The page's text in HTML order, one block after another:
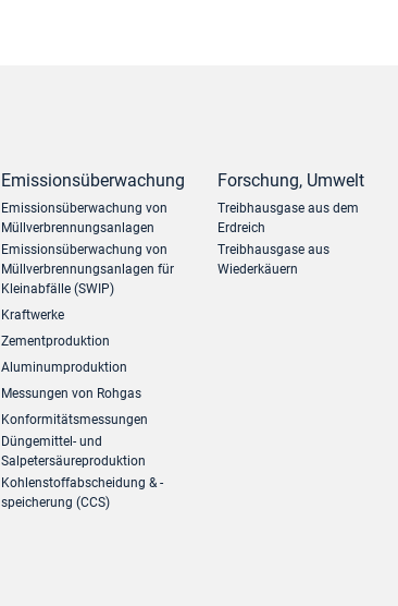
Emissionsüberwachung
Emissionsüberwachung von
Müllverbrennungsanlagen
Emissionsüberwachung von
Müllverbrennungsanlagen für
Kleinabfälle (SWIP)
Kraftwerke
Zementproduktion
Aluminumproduktion
Messungen von Rohgas
Konformitätsmessungen
Düngemittel- und
Salpetersäureproduktion
Kohlenstoffabscheidung & -
speicherung (CCS)
Forschung, Umwelt
Treibhausgase aus dem
Erdreich
Treibhausgase aus
Wiederkäuern